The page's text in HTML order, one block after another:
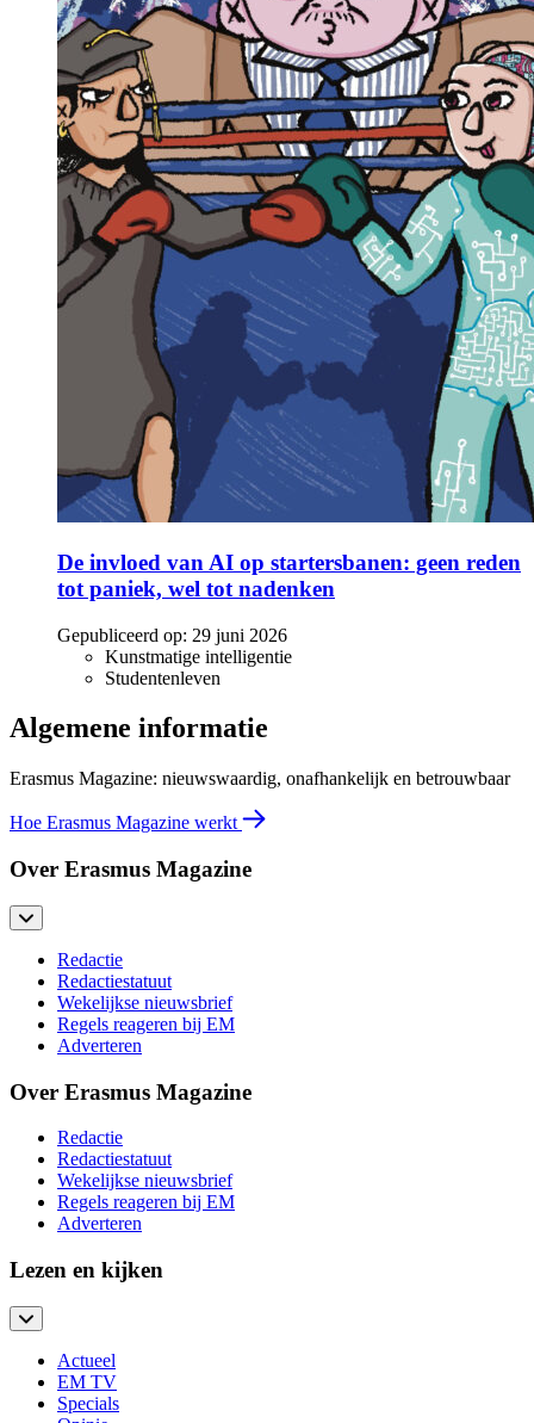
De invloed van AI op startersbanen: geen reden
tot paniek, wel tot nadenken
Gepubliceerd op: 29 juni 2026
Kunstmatige intelligentie
Studentenleven
Algemene informatie
Erasmus Magazine: nieuwswaardig, onafhankelijk en betrouwbaar
Hoe Erasmus Magazine werkt
Over Erasmus Magazine
Redactie
Redactiestatuut
Wekelijkse nieuwsbrief
Regels reageren bij EM
Adverteren
Over Erasmus Magazine
Redactie
Redactiestatuut
Wekelijkse nieuwsbrief
Regels reageren bij EM
Adverteren
Lezen en kijken
Actueel
EM TV
Specials